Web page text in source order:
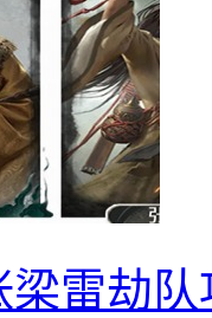
雷劫